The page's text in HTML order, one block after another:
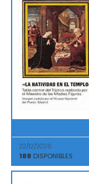
22/12/2026
188 DISPONIBLES